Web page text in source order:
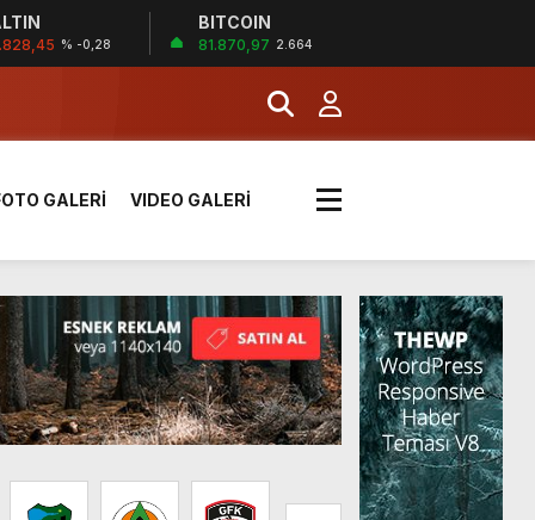
% -0,28
BITCOIN
81.870,97 2.664
kararı verildi
etkili olacak
SGK
GALERİ VIDEO GALERİ